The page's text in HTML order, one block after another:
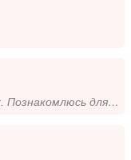
Ценю свое время и других. Познакомлюсь для создании семьи.